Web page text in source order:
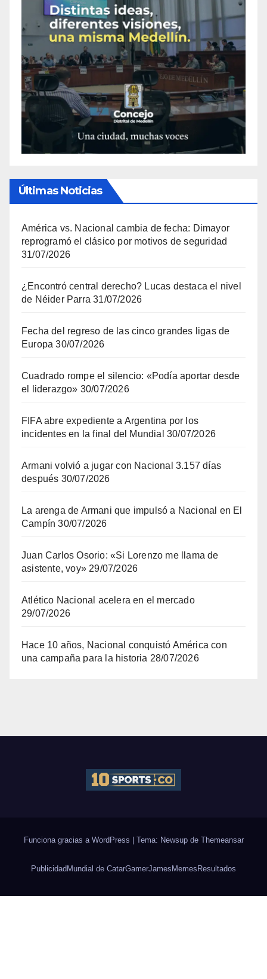
Últimas Noticias
América vs. Nacional cambia de fecha: Dimayor
reprogramó el clásico por motivos de seguridad
31/07/2026
¿Encontró central derecho? Lucas destaca el nivel
de Néider Parra 31/07/2026
Fecha del regreso de las cinco grandes ligas de
Europa 30/07/2026
Cuadrado rompe el silencio: «Podía aportar desde
el liderazgo» 30/07/2026
FIFA abre expediente a Argentina por los
incidentes en la final del Mundial 30/07/2026
Armani volvió a jugar con Nacional 3.157 días
después 30/07/2026
La arenga de Armani que impulsó a Nacional en El
Campín 30/07/2026
Juan Carlos Osorio: «Si Lorenzo me llama de
asistente, voy» 29/07/2026
Atlético Nacional acelera en el mercado
29/07/2026
Hace 10 años, Nacional conquistó América con
una campaña para la historia 28/07/2026
Funciona gracias a WordPress Tema: Newsup de Themeansar
Publicidad Mundial de CatarGamerJames Memes Resultados